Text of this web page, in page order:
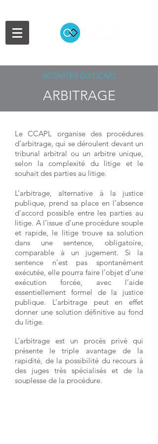
ACTIVITES DU CCAPL
ARBITRAGE
Le CCAPL organise des procédures
d’arbitrage, qui se déroulent devant un
tribunal arbitral ou un arbitre unique,
selon la complexité du litige et le
souhait des parties au litige.
L’arbitrage, alternative à la justice
publique, prend sa place en l’absence
d’accord possible entre les parties au
litige. A l’issue d’une procédure souple
et rapide, le litige trouve sa solution
dans une sentence, obligatoire,
comparable à un jugement. Si la
sentence n’est pas spontanément
exécutée, elle pourra faire l’objet d’une
exécution forcée, avec l’aide
essentiellement formel de la justice
publique. L’arbitrage peut en effet
donner une solution définitive au fond
du litige.
L’arbitrage est un procès privé qui
présente le triple avantage de la
rapidité, de la possibilité du recours à
des juges très spécialisés et de la
souplesse de la procédure.